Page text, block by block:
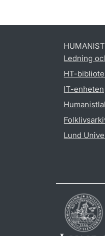
Ledning
HT-
IT-enheten
Lund